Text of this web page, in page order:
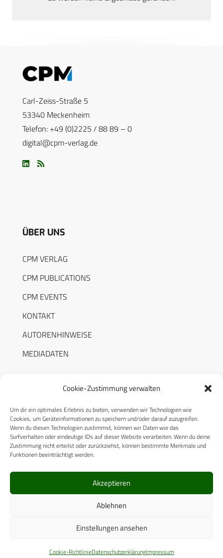
Cookie-Zustimmung verwalten
Um dir ein optimales Erlebnis zu bieten, verwenden wir Technologien wie
Cookies, um Geräteinformationen zu speichern und/oder darauf zuzugreifen.
Wenn du diesen Technologien zustimmst, können wir Daten wie das
Surfverhalten oder eindeutige IDs auf dieser Website verarbeiten. Wenn du deine
Zustimmung nicht erteilst oder zurückziehst, können bestimmte Merkmale und
Funktionen beeinträchtigt werden.
Akzeptieren
Ablehnen
Einstellungen ansehen
Cookie-RichtlinieDatenschutzerklärungImpressum
Carl-Zeiss-Straße 5
53340 Meckenheim
Telefon: +49 (0)2225 / 88 89 – 0
digital@cpm-verlag.de
ÜBER UNS
CPM VERLAG
CPM PUBLICATIONS
CPM EVENTS
KONTAKT
AUTORENHINWEISE
MEDIADATEN
RECHTLICHES
Datenschutzerklärung
Cookie-Richtlinie (EU)
© 2025 CPM GmbH – Alle Rechte vorbehalten